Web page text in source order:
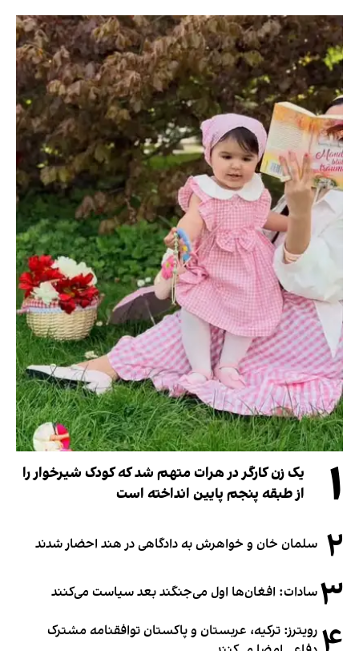
۱
یک زن کارگر در هرات متهم شد که کودک شیرخوار را
از طبقه پنجم پایین انداخته است
۲ سلمان خان و خواهرش به دادگاهی در هند احضار شدند
۳سادات: افغان‌ها اول می‌جنگند بعد سیاست می‌کنند
رویترز: ترکیه، عربستان و پاکستان توافقنامه مشترک